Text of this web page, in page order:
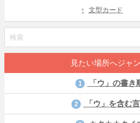
文型カード
見たい場所へジャ
1 「ウ」の書き
2 「ウ」を含む